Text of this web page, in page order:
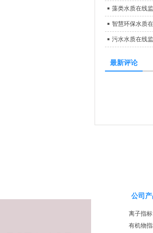
藻类水质在线
智慧环保水质
污水水质在线
最新评论
公司
离子指标
有机物